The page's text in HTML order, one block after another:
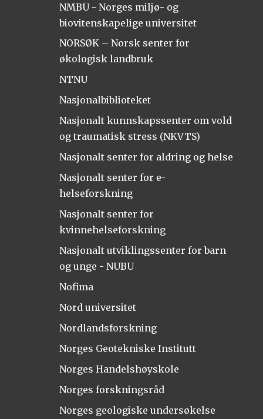
NMBU - Norges miljø- og
biovitenskapelige universitet
NORSØK – Norsk senter for
økologisk landbruk
NTNU
Nasjonalbiblioteket
Nasjonalt kunnskapssenter om vold
og traumatisk stress (NKVTS)
Nasjonalt senter for aldring og helse
Nasjonalt senter for e-
helseforskning
Nasjonalt senter for
kvinnehelseforskning
Nasjonalt utviklingssenter for barn
og unge - NUBU
Nofima
Nord universitet
Nordlandsforskning
Norges Geotekniske Institutt
Norges Handelshøyskole
Norges forskningsråd
Norges geologiske undersøkelse